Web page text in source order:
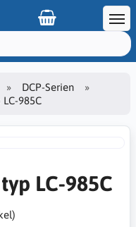
DCP-Serien
985C
LC-985C